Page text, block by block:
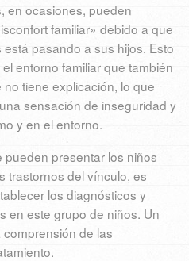
en ocasiones, pueden
familiar» debido a que
pasando a sus hijos. Esto
entorno familiar que también
tiene explicación, lo que
sensación de inseguridad y
y en el entorno.
presentar los niños
trastornos del vínculo, es
los diagnósticos y
en este grupo de niños. Un
de las